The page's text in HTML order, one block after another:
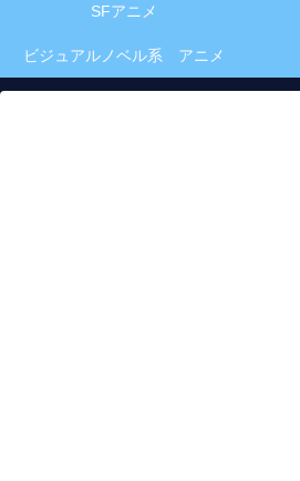
SFアニメ
ビジュアルノベル系 アニメ